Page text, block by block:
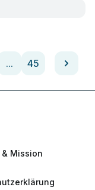
... 45
Mission